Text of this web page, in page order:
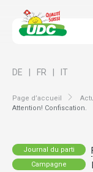
Page d’accueil
Attention! Confiscation.
DE FR IT
Journal du parti
Campagne